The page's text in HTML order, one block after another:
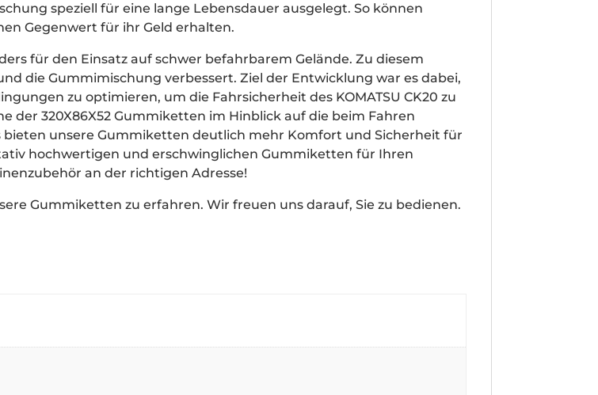
speziell für eine lange Lebensdauer ausgelegt. So können
Gegenwert für ihr Geld erhalten.
für den Einsatz auf schwer befahrbarem Gelände. Zu diesem
die Gummimischung verbessert. Ziel der Entwicklung war es dabei,
zu optimieren, um die Fahrsicherheit des KOMATSU CK20 zu
der 320X86X52 Gummiketten im Hinblick auf die beim Fahren
unsere Gummiketten deutlich mehr Komfort und Sicherheit für
hochwertigen und erschwinglichen Gummiketten für Ihren
an der richtigen Adresse!
Gummiketten zu erfahren. Wir freuen uns darauf, Sie zu bedienen.